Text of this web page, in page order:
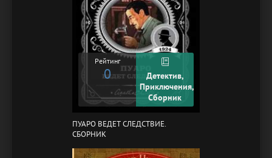
Рейтинг
0
Детектив,
Приключения,
Сборник
ПУАРО ВЕДЕТ СЛЕДСТВИЕ.
СБОРНИК